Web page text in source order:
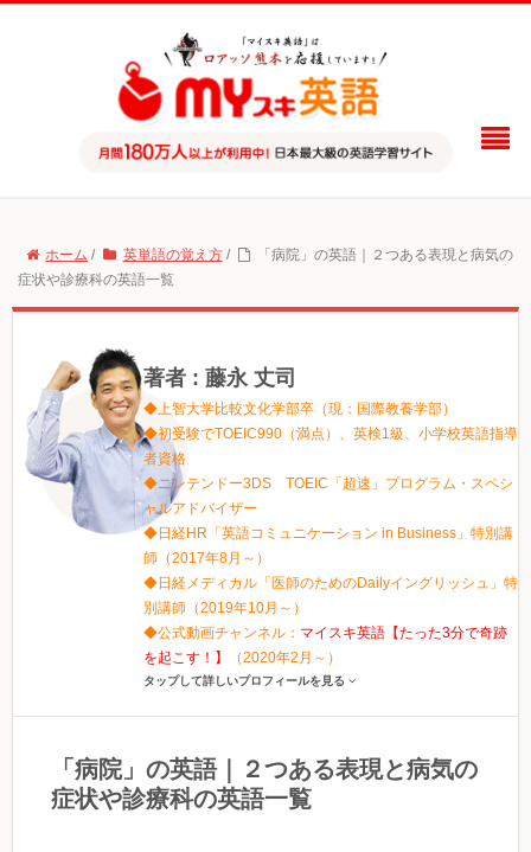
ホーム / 英単語の覚え方 /
「病院」の英語｜２つある表現と病気の
症状や診療科の英語一覧
著者 : 藤永 丈司
◆上智大学比較文化学部卒（現：国際教養学部）
◆初受験でTOEIC990（満点）、英検1級、小学校英語指導
者資格
◆ニンテンドー3DS TOEIC「超速」プログラム・スペシ
ャルアドバイザー
◆日経HR「英語コミュニケーション in Business」特別講
師（2017年8月～）
◆日経メディカル「医師のためのDailyイングリッシュ」特
別講師（2019年10月～）
◆公式動画チャンネル： マイスキ英語【たった3分で奇跡
を起こす！】
（2020年2月～）
タップして詳しいプロフィールを見る
「病院」の英語｜２つある表現と病気の
症状や診療科の英語一覧